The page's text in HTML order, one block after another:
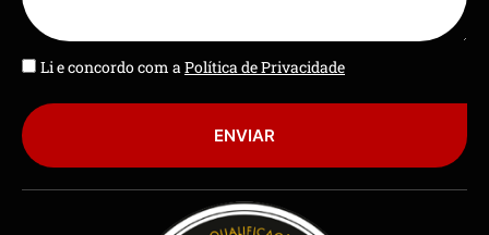
Li e concordo com a Política de Privacidade
ENVIAR